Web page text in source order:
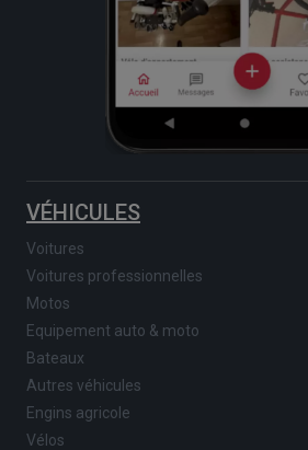
VÉHICULES
Voitures
Voitures professionnelles
Motos
Equipement auto & moto
Bateaux
Autres véhicules
Engins agricole
Vélos